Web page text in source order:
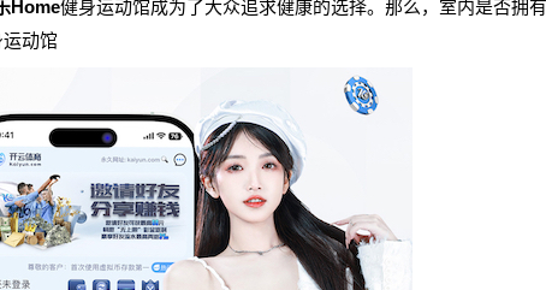
Home健身运动馆成为了大众追求健康的选择。那么，室内是否拥
动馆